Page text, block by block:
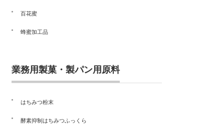
百花蜜
蜂蜜加工品
業務用製菓・製パン用原料
はちみつ粉末
酵素抑制はちみつふっくら